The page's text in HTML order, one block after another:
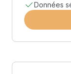
Données